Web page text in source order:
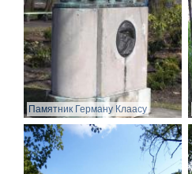
Памятник Герману Клаасу